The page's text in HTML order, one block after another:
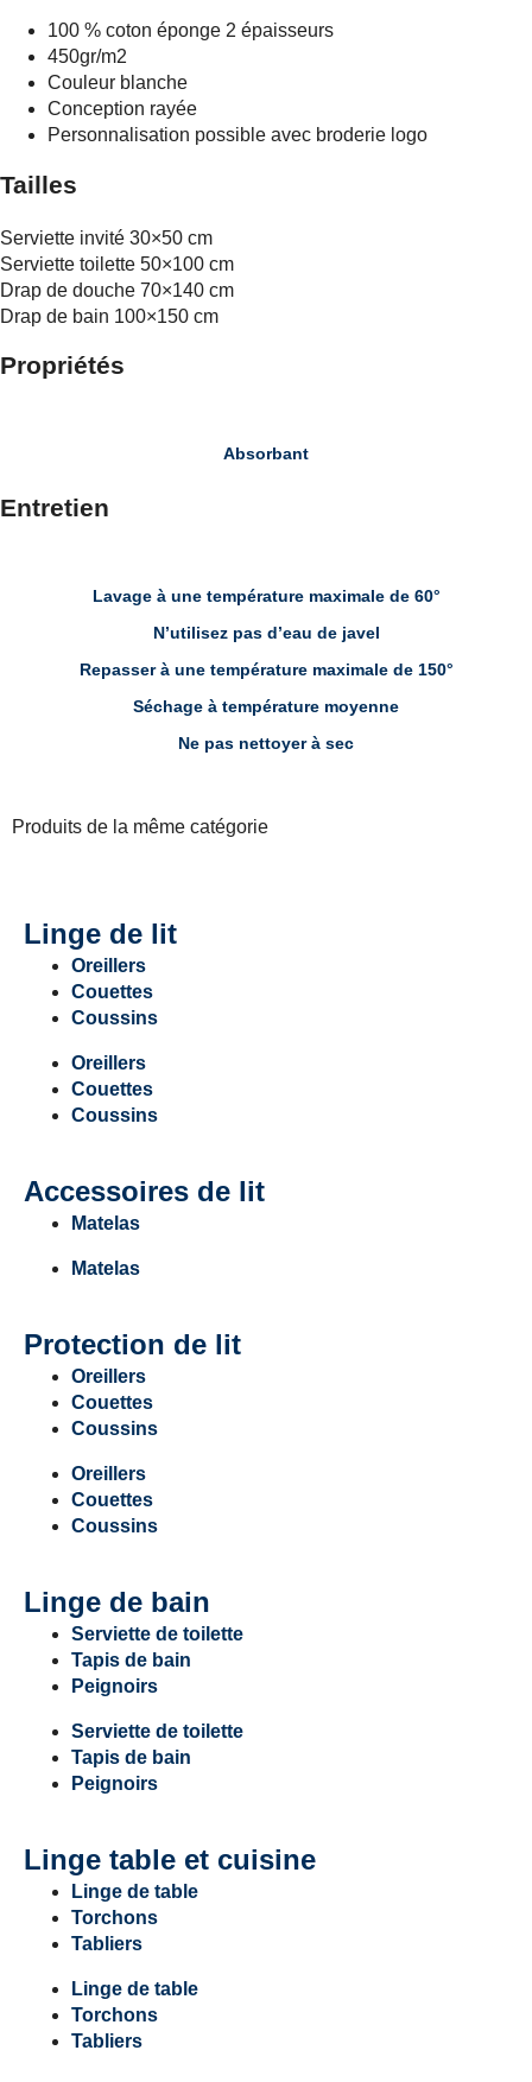
100 % coton éponge 2 épaisseurs
450gr/m2
Couleur blanche
Conception rayée
Personnalisation possible avec broderie logo
Tailles
Serviette invité 30×50 cm
Serviette toilette 50×100 cm
Drap de douche 70×140 cm
Drap de bain 100×150 cm
Propriétés
Absorbant
Entretien
Lavage à une température maximale de 60°
N’utilisez pas d’eau de javel
Repasser à une température maximale de 150°
Séchage à température moyenne
Ne pas nettoyer à sec
Produits de la même catégorie
Linge de lit
Oreillers
Couettes
Coussins
Oreillers
Couettes
Coussins
Accessoires de lit
Matelas
Matelas
Protection de lit
Oreillers
Couettes
Coussins
Oreillers
Couettes
Coussins
Linge de bain
Serviette de toilette
Tapis de bain
Peignoirs
Serviette de toilette
Tapis de bain
Peignoirs
Linge table et cuisine
Linge de table
Torchons
Tabliers
Linge de table
Torchons
Tabliers